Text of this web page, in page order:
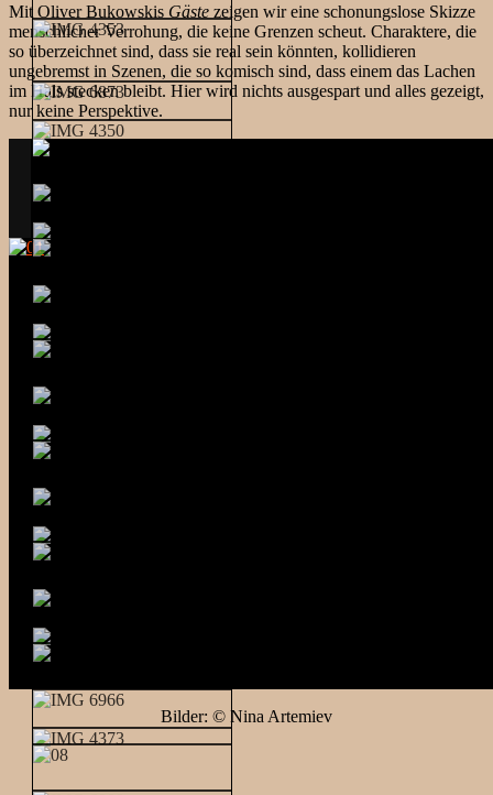
Mit Oliver Bukowskis Gäste zeigen wir eine schonungslose Skizze
menschlicher Verrohung, die keine Grenzen scheut. Charaktere, die
so überzeichnet sind, dass sie real sein könnten, kollidieren
ungebremst in Szenen, die so komisch sind, dass einem das Lachen
im Hals stecken bleibt. Hier wird nichts ausgespart und alles gezeigt,
nur keine Perspektive.
Bilder: © Nina Artemiev